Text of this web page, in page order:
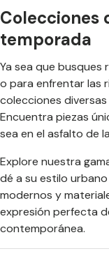
Colecciones
temporada
Ya sea que busques
o para enfrentar las
colecciones
Encuentra piezas
sea en el asfalto de
Explore nuestra
dé a su estilo
modernos y
expresión perfecta
contemporánea.